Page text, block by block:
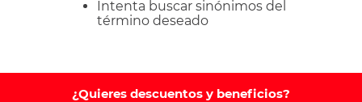
Intenta buscar sinónimos del
término deseado
¿Quieres descuentos y beneficios?